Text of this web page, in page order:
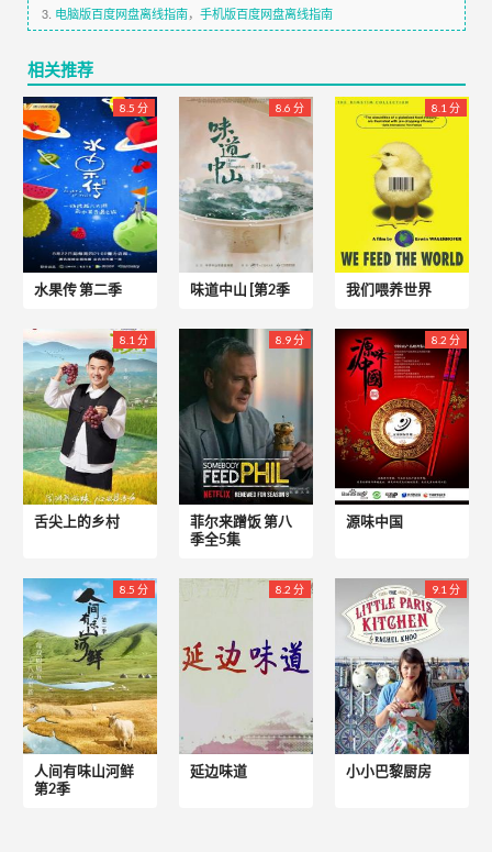
3. 电脑版百度网盘离线指南， 手机版百度网盘离线指南
相关推荐
8.5 分
水果传 第二季
8.6 分
味道中山 [第2季
8.1 分
我们喂养世界
8.1 分
舌尖上的乡村
8.9 分
菲尔来蹭饭 第八
季全5集
8.2 分
源味中国
8.5 分
人间有味山河鲜
第2季
8.2 分
延边味道
9.1 分
小小巴黎厨房